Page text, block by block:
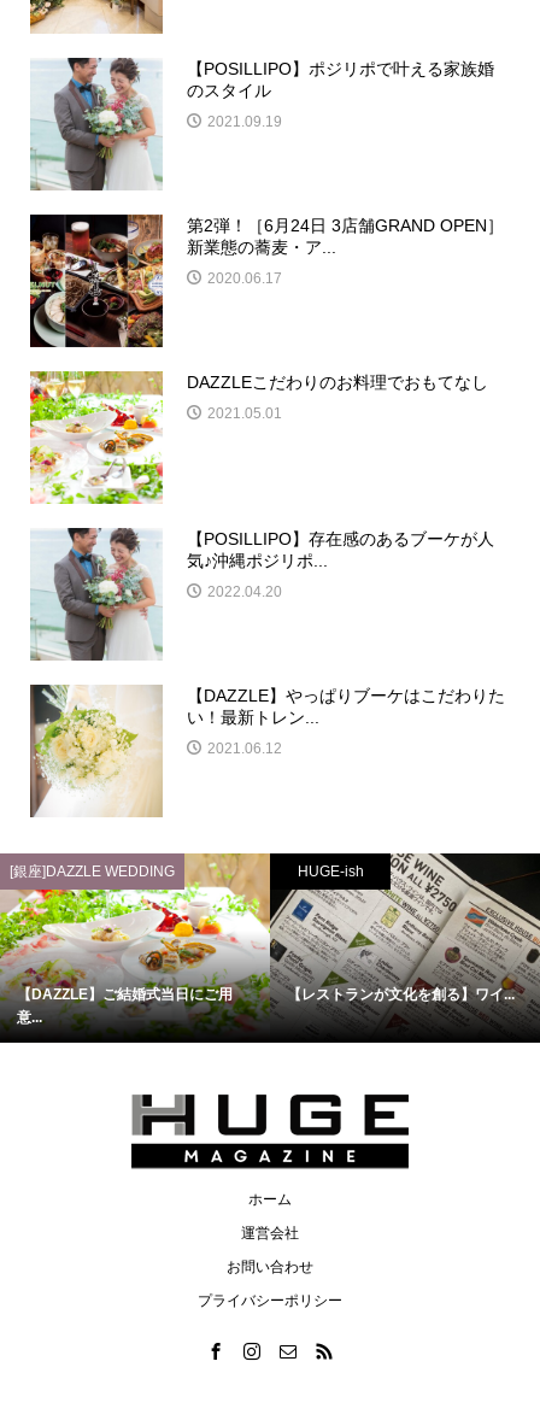
【POSILLIPO】ポジリポで叶える家族婚
のスタイル
2021.09.19
第2弾！［6月24日 3店舗GRAND OPEN］
新業態の蕎麦・ア...
2020.06.17
DAZZLEこだわりのお料理でおもてなし
2021.05.01
【POSILLIPO】存在感のあるブーケが人
気♪沖縄ポジリポ...
2022.04.20
【DAZZLE】やっぱりブーケはこだわりた
い！最新トレン...
2021.06.12
[銀座]DAZZLE WEDDING
【DAZZLE】ご結婚式当日にご用
意...
HUGE-ish
【レストランが文化を創る】ワイ...
ホーム
運営会社
お問い合わせ
プライバシーポリシー